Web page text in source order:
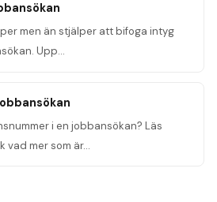
men än stjälper att bifoga intyg
Upp…
i en jobbansökan? Läs
vad mer som är…